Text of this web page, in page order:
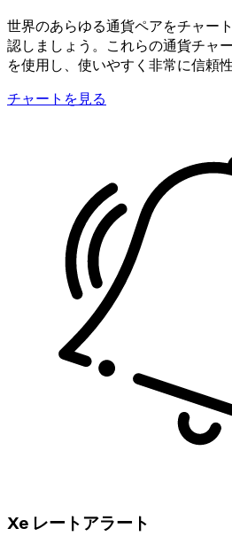
世界のあらゆる通貨ペアをチャー
認しましょう。これらの通貨チャ
を使用し、使いやすく非常に信頼
チャートを見る
Xe レートアラート